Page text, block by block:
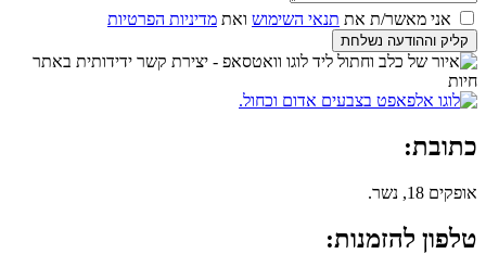
אני מאשר/ת את תנאי השימוש ואת מדיניות הפרטיות
קליק וההודעה נשלחת
כתובת:
אופקים 18, נשר.
טלפון להזמנות: